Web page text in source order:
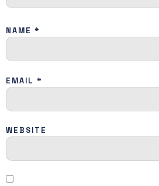
NAME *
EMAIL *
WEBSITE